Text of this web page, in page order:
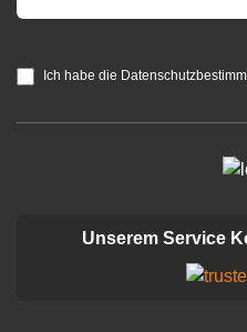
Ich habe die
Unserem Service